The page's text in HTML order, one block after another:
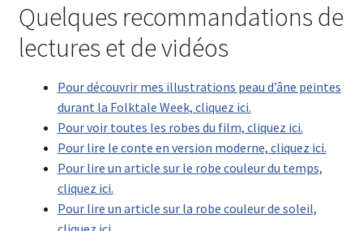
Quelques recommandations de
lectures et de vidéos
Pour découvrir mes illustrations peau d’âne peintes
durant la Folktale Week, cliquez ici.
Pour voir toutes les robes du film, cliquez ici.
Pour lire le conte en version moderne, cliquez ici.
Pour lire un article sur le robe couleur du temps,
cliquez ici.
Pour lire un article sur la robe couleur de soleil,